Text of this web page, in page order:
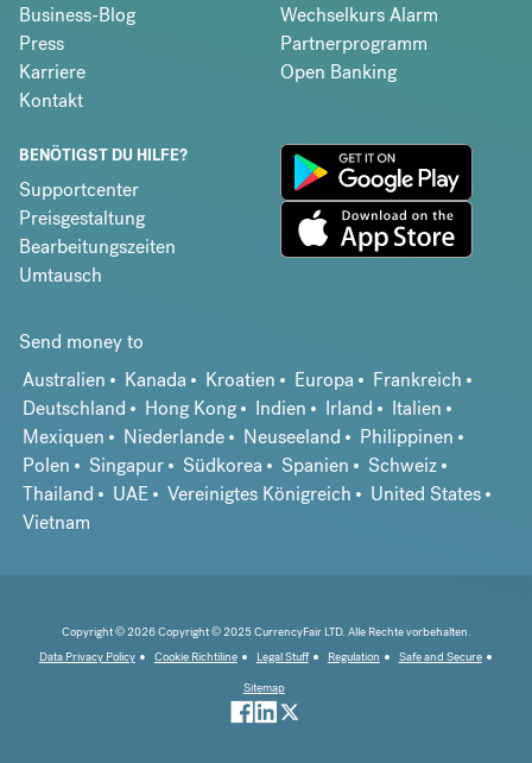
Business-Blog
Press
Karriere
Kontakt
Wechselkurs Alarm
Partnerprogramm
Open Banking
BENÖTIGST DU HILFE?
Supportcenter
Preisgestaltung
Bearbeitungszeiten
Umtausch
Send money to
Australien
Kanada Kroatien Europa
Frankreich
Deutschland
Hong Kong Indien Irland
Italien
Mexiquen
Niederlande Neuseeland
Philippinen
Polen
Singapur Südkorea Spanien
Schweiz
Thailand
UAE Vereinigtes Königreich
United States
Vietnam
Copyright © 2026 Copyright © 2025 CurrencyFair LTD. Alle Rechte vorbehalten.
Data Privacy Policy
Cookie Richtiline Legal Stuff Regulation
Safe and Secure
Sitemap